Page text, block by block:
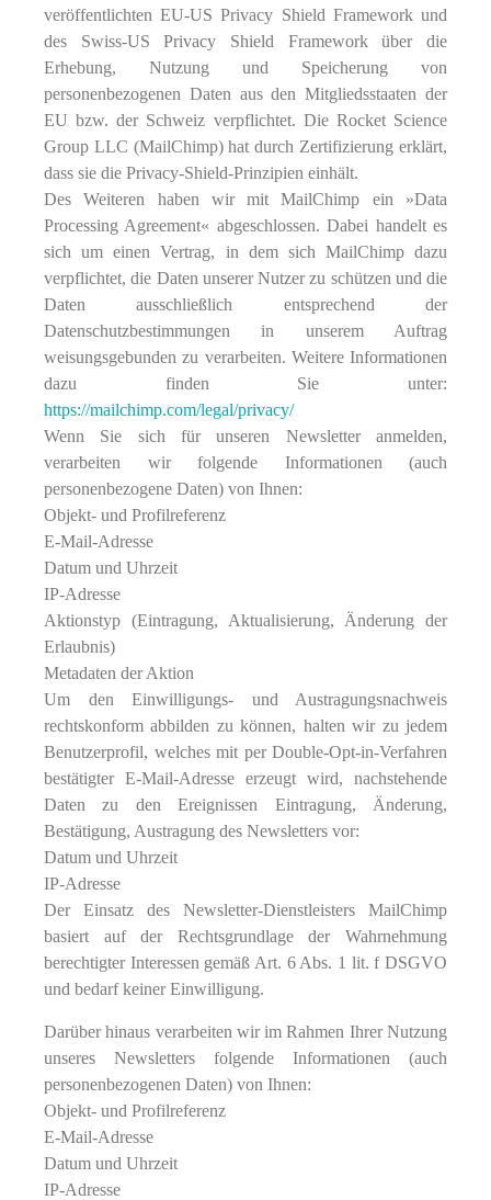
veröffentlichten EU-US Privacy Shield Framework und
des Swiss-US Privacy Shield Framework über die
Erhebung, Nutzung und Speicherung von
personenbezogenen Daten aus den Mitgliedsstaaten der
EU bzw. der Schweiz verpflichtet. Die Rocket Science
Group LLC (MailChimp) hat durch Zertifizierung erklärt,
dass sie die Privacy-Shield-Prinzipien einhält.
Des Weiteren haben wir mit MailChimp ein »Data
Processing Agreement« abgeschlossen. Dabei handelt es
sich um einen Vertrag, in dem sich MailChimp dazu
verpflichtet, die Daten unserer Nutzer zu schützen und die
Daten ausschließlich entsprechend der
Datenschutzbestimmungen in unserem Auftrag
weisungsgebunden zu verarbeiten. Weitere Informationen
dazu finden Sie unter:
https://mailchimp.com/legal/privacy/
Wenn Sie sich für unseren Newsletter anmelden,
verarbeiten wir folgende Informationen (auch
personenbezogene Daten) von Ihnen:
Objekt- und Profilreferenz
E‐Mail-Adresse
Datum und Uhrzeit
IP-Adresse
Aktionstyp (Eintragung, Aktualisierung, Änderung der
Erlaubnis)
Metadaten der Aktion
Um den Einwilligungs- und Austragungsnachweis
rechtskonform abbilden zu können, halten wir zu jedem
Benutzerprofil, welches mit per Double-Opt-in-Verfahren
bestätigter E‐Mail-Adresse erzeugt wird, nachstehende
Daten zu den Ereignissen Eintragung, Änderung,
Bestätigung, Austragung des Newsletters vor:
Datum und Uhrzeit
IP-Adresse
Der Einsatz des Newsletter-Dienstleisters MailChimp
basiert auf der Rechtsgrundlage der Wahrnehmung
berechtigter Interessen gemäß Art. 6 Abs. 1 lit. f DSGVO
und bedarf keiner Einwilligung.
Darüber hinaus verarbeiten wir im Rahmen Ihrer Nutzung
unseres Newsletters folgende Informationen (auch
personenbezogenen Daten) von Ihnen:
Objekt- und Profilreferenz
E‐Mail-Adresse
Datum und Uhrzeit
IP-Adresse